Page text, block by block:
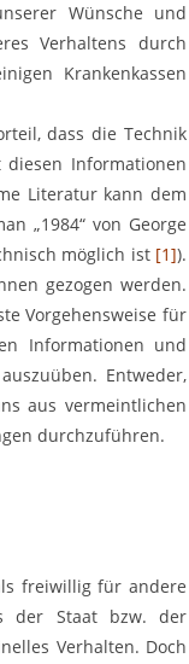
Wünsche und
Verhaltens durch
Krankenkassen
dass die Technik
Informationen
Literatur kann dem
„1984“ von George
möglich ist [1]).
gezogen werden.
Vorgehensweise für
Informationen und
Entweder,
aus vermeintlichen
durchzuführen.
freiwillig für andere
der Staat bzw. der
Verhalten. Doch